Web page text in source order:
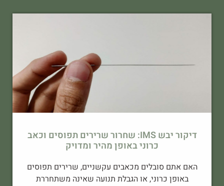
דיקור יבש IMS: שחרור שרירים תפוסים וכאב
כרוני באופן מהיר ומדויק
האם אתם סובלים מכאבים עקשניים, שרירים תפוסים
באופן כרוני, או הגבלת תנועה שאינה משתחררת